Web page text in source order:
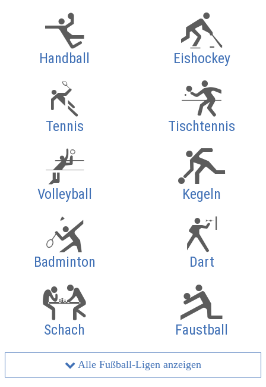
Handball Eishockey
Tennis Tischtennis
Volleyball Kegeln
Badminton Dart
Schach Faustball
Alle Fußball-Ligen anzeigen